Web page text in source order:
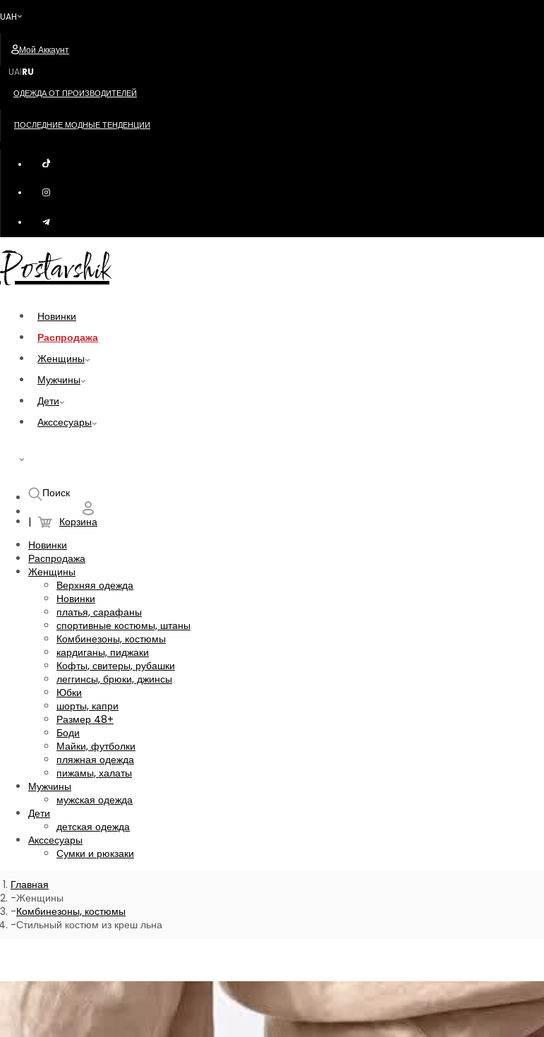
UAH
Мой Аккаунт
UA|RU
ОДЕЖДА ОТ ПРОИЗВОДИТЕЛЕЙ
ПОСЛЕДНИЕ МОДНЫЕ ТЕНДЕНЦИИ
Postavshik
Новинки
Распродажа
Женщины
Мужчины
Дети
Акссесуары
Поиск
Корзина
Новинки
Распродажа
Женщины
Верхняя одежда
Новинки
платья, сарафаны
спортивные костюмы, штаны
Комбинезоны, костюмы
кардиганы, пиджаки
Кофты, свитеры, рубашки
леггинсы, брюки, джинсы
Юбки
шорты, капри
Размер 48+
Боди
Майки, футболки
пляжная одежда
пижамы, халаты
Мужчины
мужская одежда
Дети
детская одежда
Акссесуары
Сумки и рюкзаки
Главная
Женщины
Комбинезоны, костюмы
Стильный костюм из креш льна